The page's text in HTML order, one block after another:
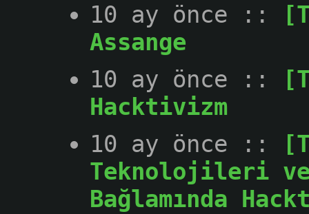
10 ay önce ::
Assange
10 ay önce ::
Hacktivizm
10 ay önce ::
Teknolojileri ve
Bağlamında